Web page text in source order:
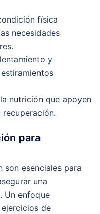
física
necesidades
y
nutrición que apoyen
para
esenciales para
una
Un enfoque
de